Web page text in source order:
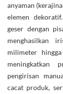
anyaman
elemen
geser dengan
menghasilkan
milimeter
meningkatkan
pengirisan
cacat produk,